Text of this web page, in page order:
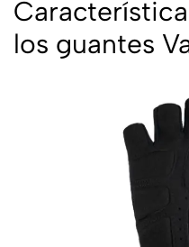
los guantes